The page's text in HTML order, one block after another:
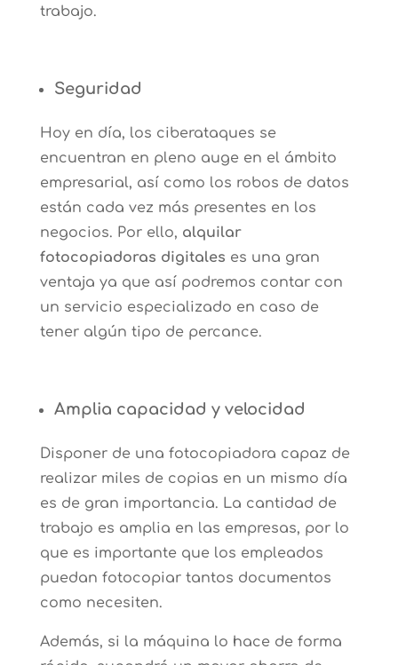
trabajo.
Seguridad
Hoy en día, los ciberataques se
encuentran en pleno auge en el ámbito
empresarial, así como los robos de datos
están cada vez más presentes en los
negocios. Por ello, alquilar
fotocopiadoras digitales es una gran
ventaja ya que así podremos contar con
un servicio especializado en caso de
tener algún tipo de percance.
Amplia capacidad y velocidad
Disponer de una fotocopiadora capaz de
realizar miles de copias en un mismo día
es de gran importancia. La cantidad de
trabajo es amplia en las empresas, por lo
que es importante que los empleados
puedan fotocopiar tantos documentos
como necesiten.
Además, si la máquina lo hace de forma